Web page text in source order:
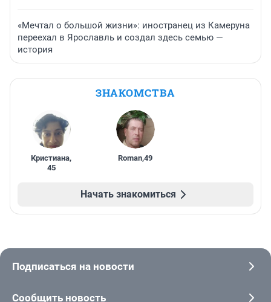
«Мечтал о большой жизни»: иностранец из Камеруна
переехал в Ярославль и создал здесь семью —
история
ЗНАКОМСТВА
Кристиана,
45
Roman,49
Начать знакомиться
Подписаться на новости
Сообщить новость